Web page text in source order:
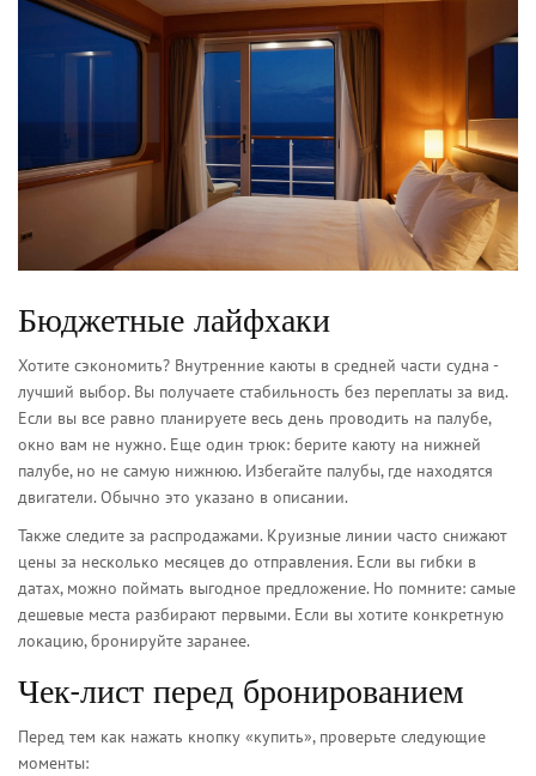
Бюджетные лайфхаки
Хотите сэкономить? Внутренние каюты в средней части судна -
лучший выбор. Вы получаете стабильность без переплаты за вид.
Если вы все равно планируете весь день проводить на палубе,
окно вам не нужно. Еще один трюк: берите каюту на нижней
палубе, но не самую нижнюю. Избегайте палубы, где находятся
двигатели. Обычно это указано в описании.
Также следите за распродажами. Круизные линии часто снижают
цены за несколько месяцев до отправления. Если вы гибки в
датах, можно поймать выгодное предложение. Но помните: самые
дешевые места разбирают первыми. Если вы хотите конкретную
локацию, бронируйте заранее.
Чек-лист перед бронированием
Перед тем как нажать кнопку «купить», проверьте следующие
моменты: